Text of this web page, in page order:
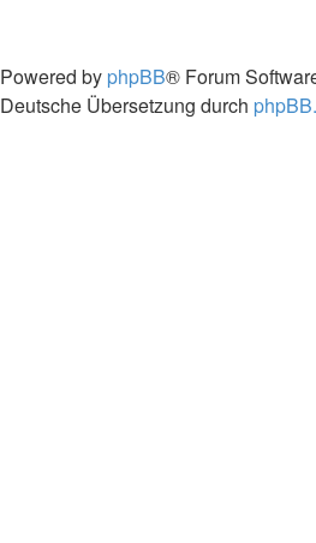
Powered by phpBB® Forum
Deutsche Übersetzung durch